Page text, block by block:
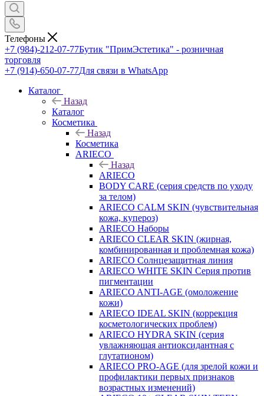
Телефоны
+7 (984)-212-07-77Бутик "ПримЭстетика" - розничная
торговля
+7 (914)-650-07-77Для связи в WhatsApp
Каталог
Назад
Каталог
Косметика
Назад
Косметика
ARIECO
Назад
ARIECO
BODY CARE (серия средств по уходу
за телом)
ARIECO CALM SKIN (чувствительная
кожа, купероз)
ARIECO Наборы
ARIECO CLEAR SKIN (жирная,
комбинированная и проблемная кожа)
ARIECO Солнцезащитная линия
ARIECO WHITE SKIN Серия против
пигментации
ARIECO ANTI-AGE (омоложение
кожи)
ARIECO IDEAL SKIN (коррекция
косметологических проблем)
ARIECO HYDRA SKIN (серия
увлажняющая антиоксидантная с
глутатионом)
ARIECO PRO-AGE (для зрелой кожи и
профилактики первых признаков
возрастных изменений)